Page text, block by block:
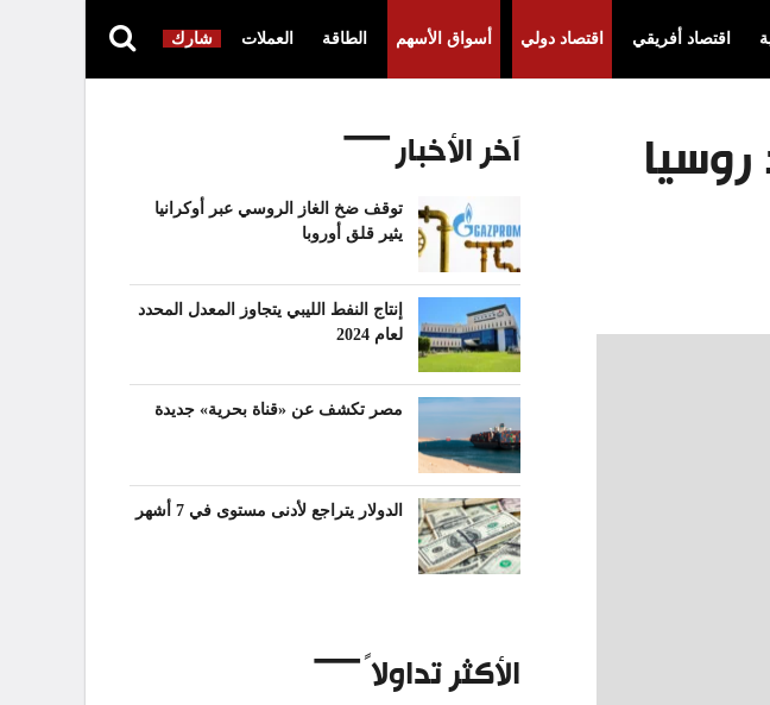
اقتصاد أفريقي اقتصاد دولي أسواق الأسهم الطاقة العملات شارك
آخر الأخبار
توقف ضخ الغاز الروسي عبر أوكرانيا
يثير قلق أوروبا
إنتاج النفط الليبي يتجاوز المعدل المحدد
لعام 2024
مصر تكشف عن «قناة بحرية» جديدة
الدولار يتراجع لأدنى مستوى في 7 أشهر
الأكثر تداولاً